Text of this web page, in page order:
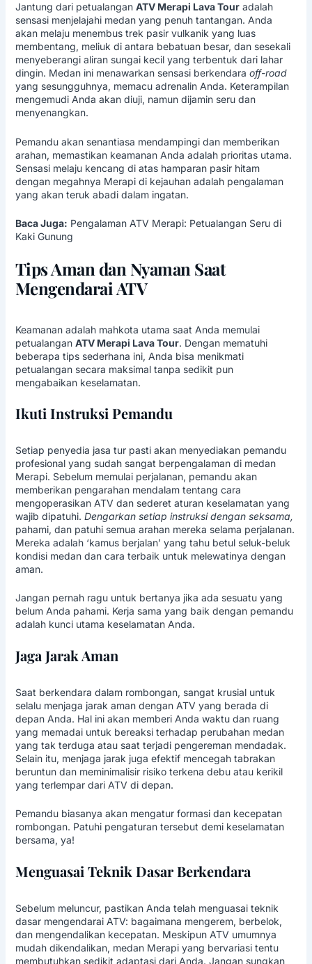
Jantung dari petualangan ATV Merapi Lava Touradalah
sensasi menjelajahi medan yang penuh tantangan. Anda
akan melaju menembus trek pasir vulkanik yang luas
membentang, meliuk di antara bebatuan besar, dan sesekali
menyeberangi aliran sungai kecil yang terbentuk dari lahar
dingin. Medan ini menawarkan sensasi berkendara off-road
yang sesungguhnya, memacu adrenalin Anda. Keterampilan
mengemudi Anda akan diuji, namun dijamin seru dan
menyenangkan.
Pemandu akan senantiasa mendampingi dan memberikan
arahan, memastikan keamanan Anda adalah prioritas utama.
Sensasi melaju kencang di atas hamparan pasir hitam
dengan megahnya Merapi di kejauhan adalah pengalaman
yang akan teruk abadi dalam ingatan.
Baca Juga: Pengalaman ATV Merapi: Petualangan Seru di
Kaki Gunung
Tips Aman dan Nyaman Saat
Mengendarai ATV
Keamanan adalah mahkota utama saat Anda memulai
petualangan ATV Merapi Lava Tour. Dengan mematuhi
beberapa tips sederhana ini, Anda bisa menikmati
petualangan secara maksimal tanpa sedikit pun
mengabaikan keselamatan.
Ikuti Instruksi Pemandu
Setiap penyedia jasa tur pasti akan menyediakan pemandu
profesional yang sudah sangat berpengalaman di medan
Merapi. Sebelum memulai perjalanan, pemandu akan
memberikan pengarahan mendalam tentang cara
mengoperasikan ATV dan sederet aturan keselamatan yang
wajib dipatuhi. Dengarkan setiap instruksi dengan seksama,
pahami, dan patuhi semua arahan mereka selama perjalanan.
Mereka adalah ‘kamus berjalan’ yang tahu betul seluk-beluk
kondisi medan dan cara terbaik untuk melewatinya dengan
aman.
Jangan pernah ragu untuk bertanya jika ada sesuatu yang
belum Anda pahami. Kerja sama yang baik dengan pemandu
adalah kunci utama keselamatan Anda.
Jaga Jarak Aman
Saat berkendara dalam rombongan, sangat krusial untuk
selalu menjaga jarak aman dengan ATV yang berada di
depan Anda. Hal ini akan memberi Anda waktu dan ruang
yang memadai untuk bereaksi terhadap perubahan medan
yang tak terduga atau saat terjadi pengereman mendadak.
Selain itu, menjaga jarak juga efektif mencegah tabrakan
beruntun dan meminimalisir risiko terkena debu atau kerikil
yang terlempar dari ATV di depan.
Pemandu biasanya akan mengatur formasi dan kecepatan
rombongan. Patuhi pengaturan tersebut demi keselamatan
bersama, ya!
Menguasai Teknik Dasar Berkendara
Sebelum meluncur, pastikan Anda telah menguasai teknik
dasar mengendarai ATV: bagaimana mengerem, berbelok,
dan mengendalikan kecepatan. Meskipun ATV umumnya
mudah dikendalikan, medan Merapi yang bervariasi tentu
membutuhkan sedikit adaptasi dari Anda. Jangan sungkan